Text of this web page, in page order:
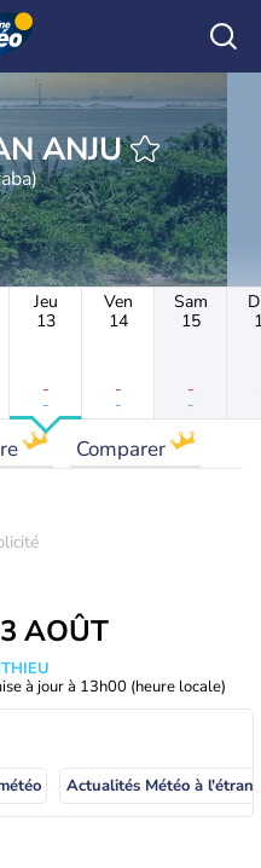
ANJU
Jeu
13
-
-
Ven
14
-
-
Sam
15
-
-
Comparer
AOÛT
à jour à 13h00 (heure locale)